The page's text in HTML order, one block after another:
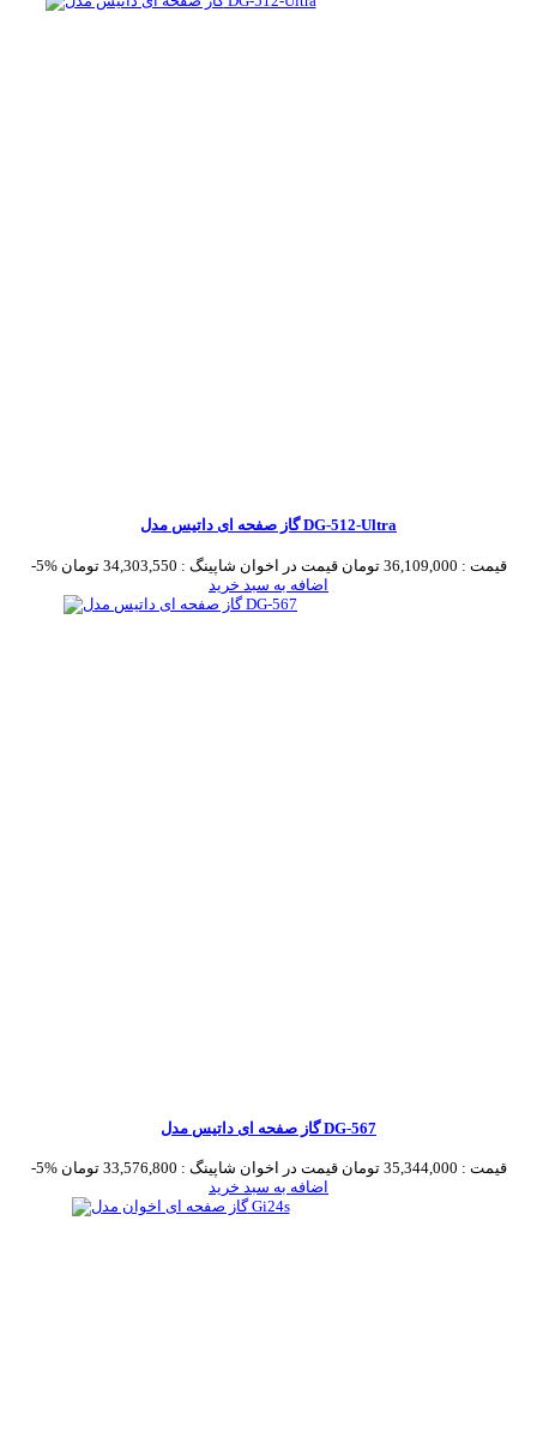
گاز صفحه ای داتیس مدل DG-512-Ultra
-5% قیمت : 36,109,000 تومان قیمت در اخوان شاپینگ : 34,303,550 تومان
اضافه به سبد خرید
گاز صفحه ای داتیس مدل DG-567
-5% قیمت : 35,344,000 تومان قیمت در اخوان شاپینگ : 33,576,800 تومان
اضافه به سبد خرید